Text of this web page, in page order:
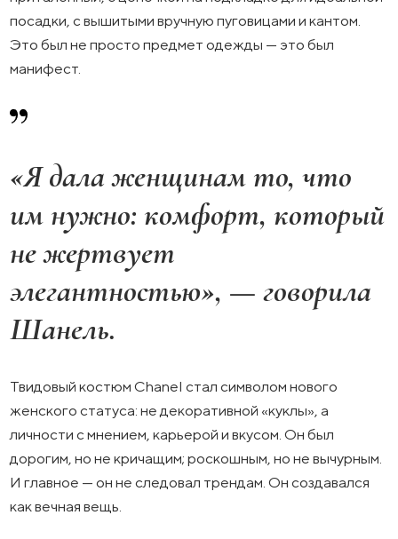
посадки, с вышитыми вручную пуговицами и кантом.
Это был не просто предмет одежды — это был
манифест.
«Я дала женщинам то, что
им нужно: комфорт, который
не жертвует
элегантностью», — говорила
Шанель.
Твидовый костюм Chanel стал символом нового
женского статуса: не декоративной «куклы», а
личности с мнением, карьерой и вкусом. Он был
дорогим, но не кричащим; роскошным, но не вычурным.
И главное — он не следовал трендам. Он создавался
как вечная вещь.